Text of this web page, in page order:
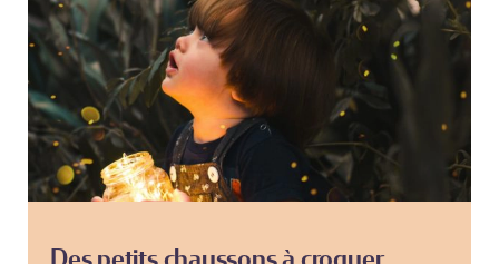
Des petits chaussons à croquer